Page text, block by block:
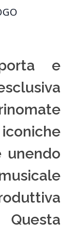
e
unendo
Questa